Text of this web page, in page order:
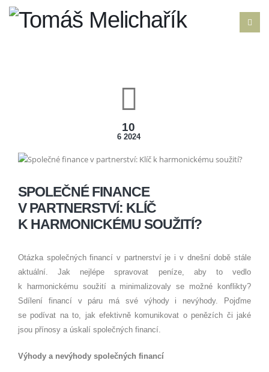
10
6 2024
SPOLEČNÉ FINANCE
V PARTNERSTVÍ: KLÍČ
K HARMONICKÉMU SOUŽITÍ?
Otázka společných financí v partnerství je i v dnešní době stále
aktuální. Jak nejlépe spravovat peníze, aby to vedlo
k harmonickému soužití a minimalizovaly se možné konflikty?
Sdílení financí v páru má své výhody i nevýhody. Pojďme
se podívat na to, jak efektivně komunikovat o penězích či jaké
jsou přínosy a úskalí společných financí.
Výhody a nevýhody společných financí